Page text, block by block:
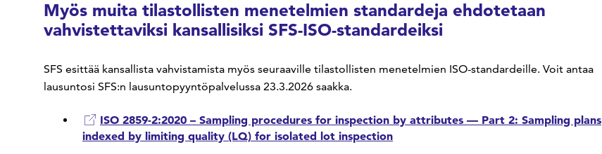
Myös muita tilastollisten menetelmien standardeja ehdotetaan
vahvistettaviksi kansallisiksi SFS-ISO-standardeiksi
SFS esittää kansallista vahvistamista myös seuraaville tilastollisten menetelmien ISO-standardeille. Voit antaa
lausuntosi SFS:n lausuntopyyntöpalvelussa 23.3.2026 saakka.
ISO 2859-2:2020 – Sampling procedures for inspection by attributes — Part 2: Sampling plans
indexed by limiting quality (LQ) for isolated lot inspection